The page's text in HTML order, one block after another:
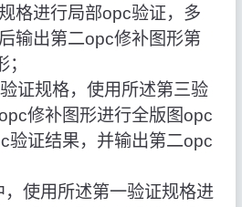
格进行局部opc验证，多
输出第二opc修补图形第
证规格，使用所述第三验
修补图形进行全版图opc
验证结果，并输出第二opc
使用所述第一验证规格进